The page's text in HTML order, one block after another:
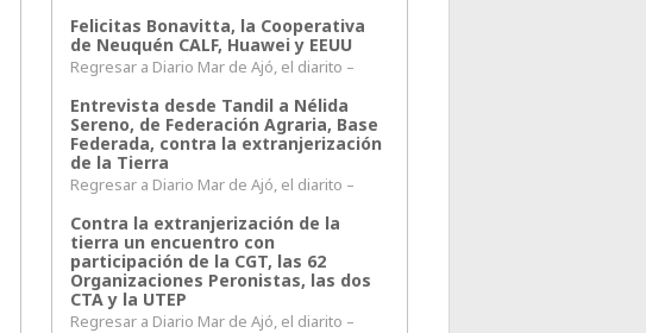
Felicitas Bonavitta, la Cooperativa
de Neuquén CALF, Huawei y EEUU
Regresar a Diario Mar de Ajó, el diarito –
Entrevista desde Tandil a Nélida
Sereno, de Federación Agraria, Base
Federada, contra la extranjerización
de la Tierra
Regresar a Diario Mar de Ajó, el diarito –
Contra la extranjerización de la
tierra un encuentro con
participación de la CGT, las 62
Organizaciones Peronistas, las dos
CTA y la UTEP
Regresar a Diario Mar de Ajó, el diarito –